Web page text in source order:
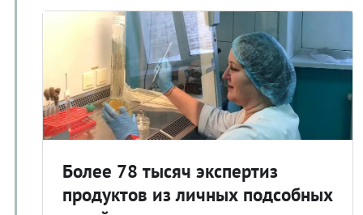
Более 78 тысяч экспертиз
продуктов из личных подсобных